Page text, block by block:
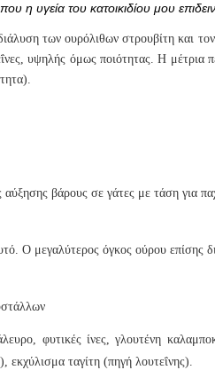
υγεία του κατοικιδίου μου
των ουρόλιθων στρουβίτη και
υψηλής όμως ποιότητας. Η μέτρια
βάρους σε γάτες με τάση για
Ο μεγαλύτερος όγκος ούρου επίσης
φυτικές ίνες, γλουτένη
ταγίτη (πηγή λουτεΐνης).